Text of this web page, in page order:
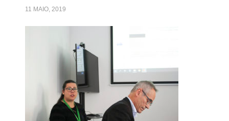
11 MAIO, 2019